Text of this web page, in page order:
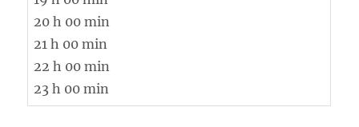
20 h 00 min
21 h 00 min
22 h 00 min
23 h 00 min